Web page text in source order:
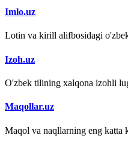
Imlo.uz
Lotin va kirill alifbosidagi
Izoh.uz
O'zbek tilining xalqona izohli
Maqollar.uz
Maqol va naqllarning eng katta